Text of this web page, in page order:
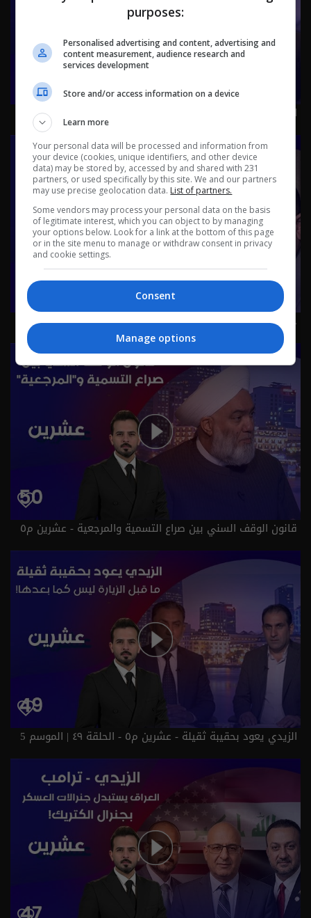
حكومة الزيدي بين صولتين.. مكافحة الفساد وحصر السـ لاح! -
عشرين م٥ - الحلقة ٥١ | الموسم 5
قانون الوقف السني بين صراع التسمية والمرجعية - عشرين م٥
- الحلقة ٥٠ | الموسم 5
الزيدي يعود بحقيبة ثقيلة - عشرين م٥ - الحلقة ٤٩ | الموسم 5
purposes:
Personalised advertising and content, advertising and
content measurement, audience research and
services development
Store and/or access information on a device
Learn more
Your personal data will be processed and information from
your device (cookies, unique identifiers, and other device
data) may be stored by, accessed by and shared with 231
partners, or used specifically by this site. We and our partners
may use precise geolocation data. List of partners.
Some vendors may process your personal data on the basis
of legitimate interest, which you can object to by managing
your options below. Look for a link at the bottom of this page
or in the site menu to manage or withdraw consent in privacy
and cookie settings.
Consent
Manage options